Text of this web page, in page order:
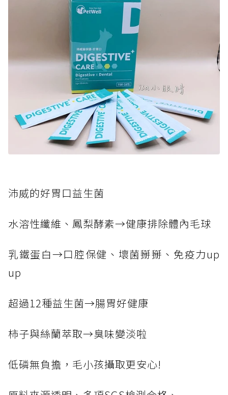
沛威的好胃口益生菌
水溶性纖維、鳳梨酵素→健康排除體內毛球
乳鐵蛋白→口腔保健、壞菌掰掰、免疫力up
up
超過12種益生菌→腸胃好健康
柿子與絲蘭萃取→臭味變淡啦
低磷無負擔，毛小孩攝取更安心!